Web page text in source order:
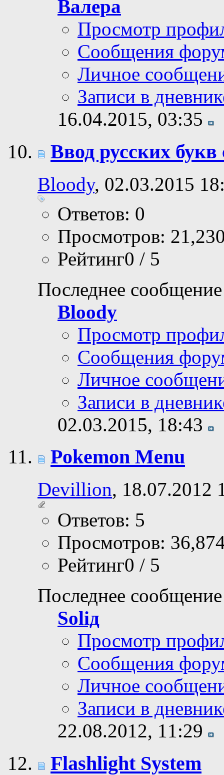
Валера
Просмотр
Сообщения
Личное
Записи в
16.04.2015, 03:35
Ввод русских
Bloody, 02.03.2015
Ответов: 0
Просмотров:
Рейтинг0 / 5
Последнее
Bloody
Просмотр
Сообщения
Личное
Записи в
02.03.2015, 18:43
Pokemon Menu
Devillion, 18.07.2012
Ответов: 5
Просмотров:
Рейтинг0 / 5
Последнее
Soliд
Просмотр
Сообщения
Личное
Записи в
22.08.2012, 11:29
Flashlight System